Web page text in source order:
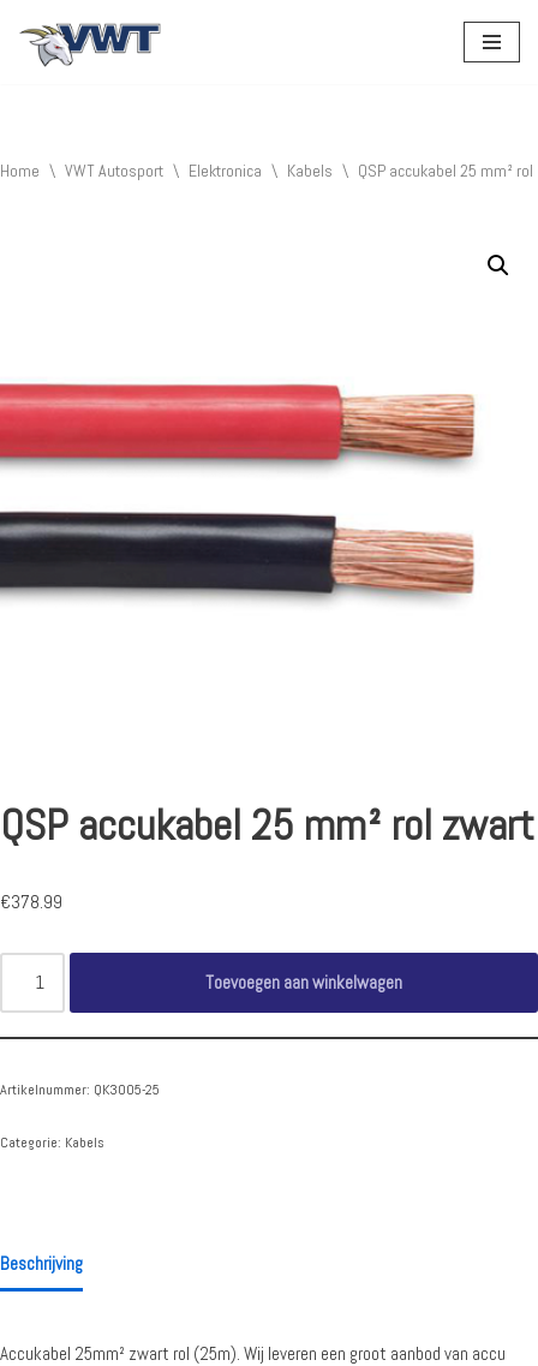
Home \ VWT Autosport \ Elektronica \ Kabels \ QSP accukabel 25 mm²
QSP accukabel 25 mm² rol zwart
€378.99
Toevoegen aan winkelwagen
Artikelnummer: QK3005-25
Categorie: Kabels
Beschrijving
Accukabel 25mm² zwart rol (25m). Wij leveren een groot aanbod van accu